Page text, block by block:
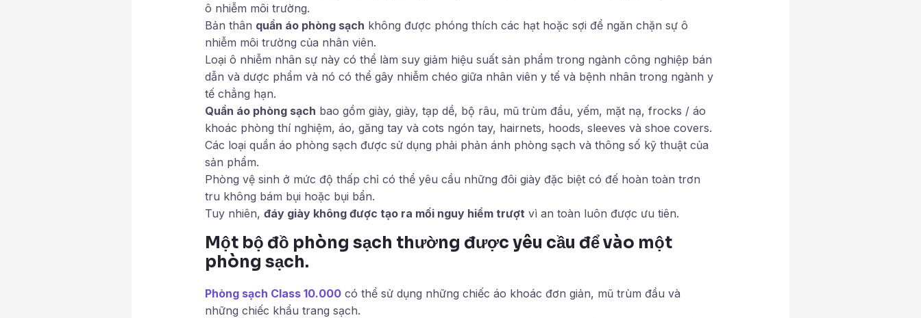
ô nhiễm môi trường.
Bản thân quần áo phòng sạch không được phóng thích các hạt hoặc sợi để ngăn chặn sự ô
nhiễm môi trường của nhân viên.
Loại ô nhiễm nhân sự này có thể làm suy giảm hiệu suất sản phẩm trong ngành công nghiệp bán
dẫn và dược phẩm và nó có thể gây nhiễm chéo giữa nhân viên y tế và bệnh nhân trong ngành y
tế chẳng hạn.
Quần áo phòng sạch bao gồm giày, giày, tạp dề, bộ râu, mũ trùm đầu, yếm, mặt nạ, frocks / áo
khoác phòng thí nghiệm, áo, găng tay và cots ngón tay, hairnets, hoods, sleeves và shoe covers.
Các loại quần áo phòng sạch được sử dụng phải phản ánh phòng sạch và thông số kỹ thuật của
sản phẩm.
Phòng vệ sinh ở mức độ thấp chỉ có thể yêu cầu những đôi giày đặc biệt có đế hoàn toàn trơn
tru không bám bụi hoặc bụi bẩn.
Tuy nhiên, đáy giày không được tạo ra mối nguy hiểm trượt vì an toàn luôn được ưu tiên.
Một bộ đồ phòng sạch thường được yêu cầu để vào một
phòng sạch.
Phòng sạch Class 10.000có thể sử dụng những chiếc áo khoác đơn giản, mũ trùm đầu và
những chiếc khẩu trang sạch.